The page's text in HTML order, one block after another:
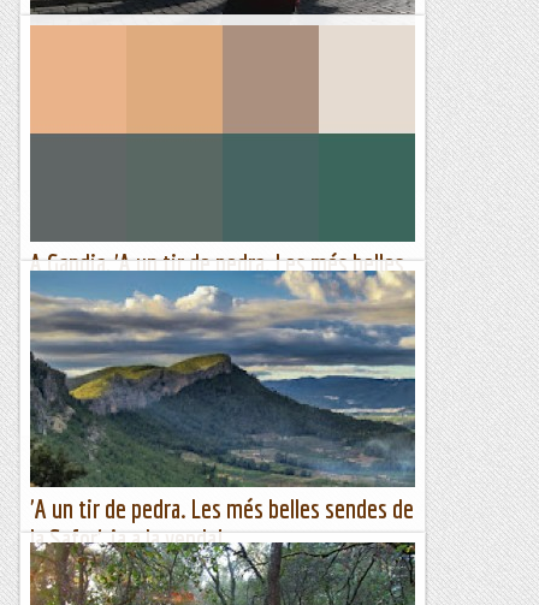
ha passat un any i arriba de nou la meva cita...
A Gandia, 'A un tir de pedra. Les més belles
sendes de la Safor'
A un tir de pedra. les més belles sendes de la Safor, comença
a caminar pels pobles i ciutats del País Valencià. Primera
parada a Gandia: dijous 9 de febrer a les...
A un tir de pedra
'A un tir de pedra. Les més belles sendes de
la Safor', ja a la venda!
Tretze anys després del nostre primer llibre, A un tir de
pedra. Inventari de senders i camins de muntanya de la